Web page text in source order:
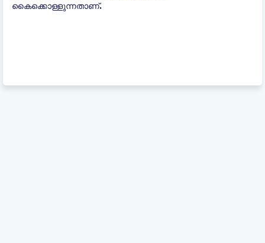
കൈക്കൊള്ളുന്നതാണ്.